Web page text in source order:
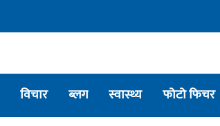
विचार ब्लग स्वास्थ्य फोटो फिचर